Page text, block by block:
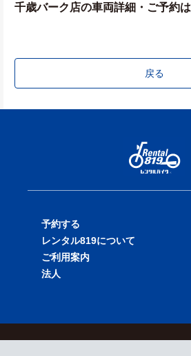
千歳バーク店の車両詳細・ご予約は
戻る
予約する
バイクを探す
店舗を探す
レンタル819について
料金表
ご利用案内
法人